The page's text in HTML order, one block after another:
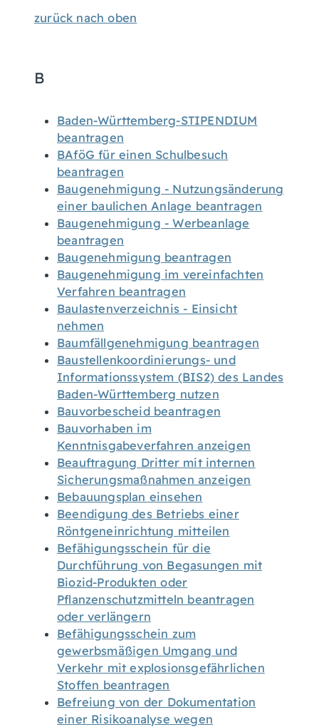
zurück nach oben
B
Baden-Württemberg-STIPENDIUM
beantragen
BAföG für einen Schulbesuch
beantragen
Baugenehmigung - Nutzungsänderung
einer baulichen Anlage beantragen
Baugenehmigung - Werbeanlage
beantragen
Baugenehmigung beantragen
Baugenehmigung im vereinfachten
Verfahren beantragen
Baulastenverzeichnis - Einsicht
nehmen
Baumfällgenehmigung beantragen
Baustellenkoordinierungs- und
Informationssystem (BIS2) des Landes
Baden-Württemberg nutzen
Bauvorbescheid beantragen
Bauvorhaben im
Kenntnisgabeverfahren anzeigen
Beauftragung Dritter mit internen
Sicherungsmaßnahmen anzeigen
Bebauungsplan einsehen
Beendigung des Betriebs einer
Röntgeneinrichtung mitteilen
Befähigungsschein für die
Durchführung von Begasungen mit
Biozid-Produkten oder
Pflanzenschutzmitteln beantragen
oder verlängern
Befähigungsschein zum
gewerbsmäßigen Umgang und
Verkehr mit explosionsgefährlichen
Stoffen beantragen
Befreiung von der Dokumentation
einer Risikoanalyse wegen